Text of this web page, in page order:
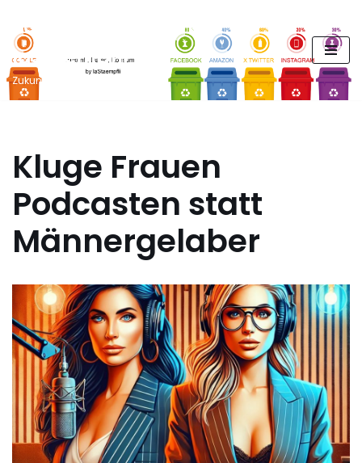
Zum
Inhalt
springen
FUTURE PODCAST by
laStaempfli
Zukunft, Daten, Konsum
Kluge Frauen
Podcasten statt
Männergelaber